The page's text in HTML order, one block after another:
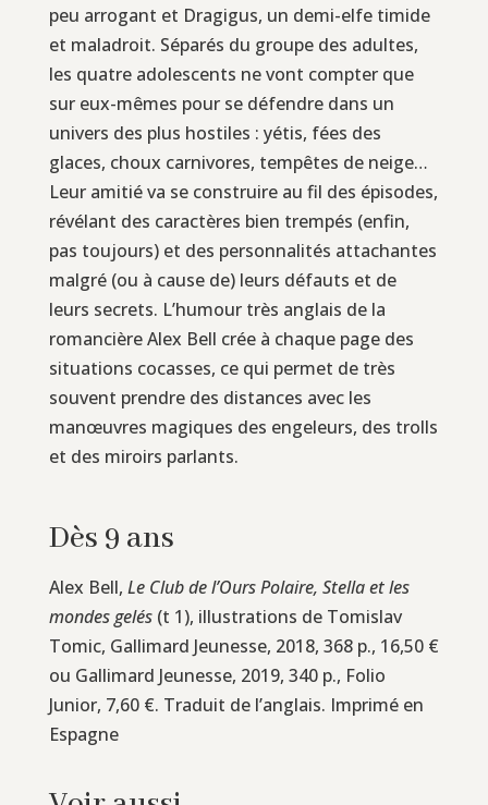
peu arrogant et Dragigus, un demi-elfe timide
et maladroit. Séparés du groupe des adultes,
les quatre adolescents ne vont compter que
sur eux-mêmes pour se défendre dans un
univers des plus hostiles : yétis, fées des
glaces, choux carnivores, tempêtes de neige…
Leur amitié va se construire au fil des épisodes,
révélant des caractères bien trempés (enfin,
pas toujours) et des personnalités attachantes
malgré (ou à cause de) leurs défauts et de
leurs secrets. L’humour très anglais de la
romancière Alex Bell crée à chaque page des
situations cocasses, ce qui permet de très
souvent prendre des distances avec les
manœuvres magiques des engeleurs, des trolls
et des miroirs parlants.
Dès 9 ans
Alex Bell, Le Club de l’Ours Polaire, Stella et les
mondes gelés(t 1), illustrations de Tomislav
Tomic, Gallimard Jeunesse, 2018, 368 p., 16,50 €
ou Gallimard Jeunesse, 2019, 340 p., Folio
Junior, 7,60 €. Traduit de l’anglais. Imprimé en
Espagne